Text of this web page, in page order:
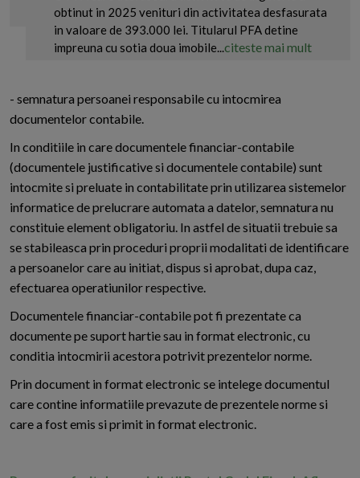
obtinut in 2025 venituri din activitatea desfasurata
in valoare de 393.000 lei. Titularul PFA detine
impreuna cu sotia doua imobile...citeste mai mult
- semnatura persoanei responsabile cu intocmirea
documentelor contabile.
In conditiile in care documentele financiar-contabile
(documentele justificative si documentele contabile) sunt
intocmite si preluate in contabilitate prin utilizarea sistemelor
informatice de prelucrare automata a datelor, semnatura nu
constituie element obligatoriu. In astfel de situatii trebuie sa
se stabileasca prin proceduri proprii modalitati de identificare
a persoanelor care au initiat, dispus si aprobat, dupa caz,
efectuarea operatiunilor respective.
Documentele financiar-contabile pot fi prezentate ca
documente pe suport hartie sau in format electronic, cu
conditia intocmirii acestora potrivit prezentelor norme.
Prin document in format electronic se intelege documentul
care contine informatiile prevazute de prezentele norme si
care a fost emis si primit in format electronic.